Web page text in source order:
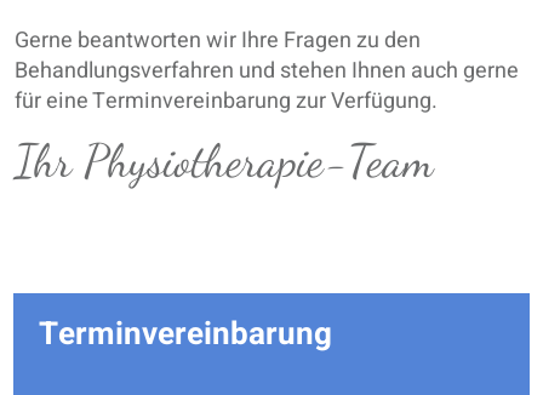
Gerne beantworten wir Ihre Fragen zu den
Behandlungsverfahren und stehen Ihnen auch gerne
für eine Terminvereinbarung zur Verfügung.
Ihr Physiotherapie-Team
Terminvereinbarung